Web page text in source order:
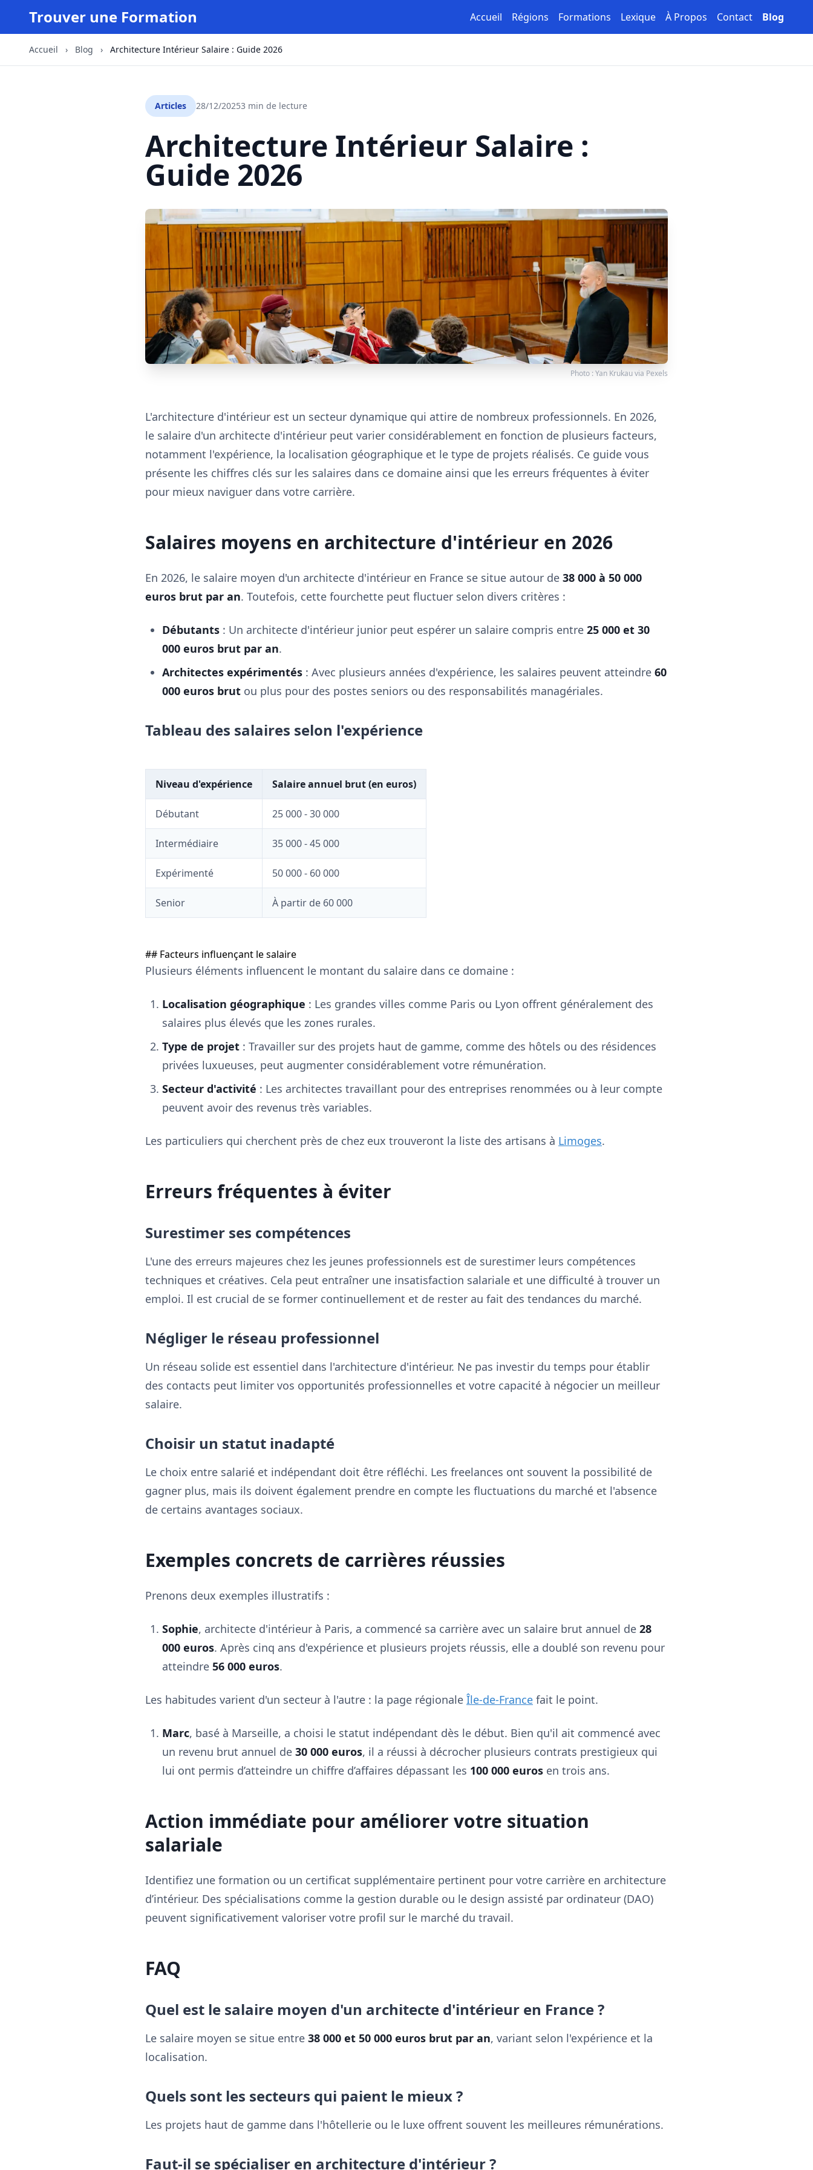
Trouver une Formation Accueil Régions Formations Lexique À Propos Contact Blog
Accueil › Blog › Architecture Intérieur Salaire : Guide 2026
Articles 28/12/20253 min de lecture
Architecture Intérieur Salaire :
Guide 2026
Photo :Yan Krukauvia Pexels
L'architecture d'intérieur est un secteur dynamique qui attire de nombreux professionnels. En 2026,
le salaire d'un architecte d'intérieur peut varier considérablement en fonction de plusieurs facteurs,
notamment l'expérience, la localisation géographique et le type de projets réalisés. Ce guide vous
présente les chiffres clés sur les salaires dans ce domaine ainsi que les erreurs fréquentes à éviter
pour mieux naviguer dans votre carrière.
Salaires moyens en architecture d'intérieur en 2026
En 2026, le salaire moyen d'un architecte d'intérieur en France se situe autour de 38 000 à 50 000
euros brut par an. Toutefois, cette fourchette peut fluctuer selon divers critères :
Débutants : Un architecte d'intérieur junior peut espérer un salaire compris entre 25 000 et 30
000 euros brut par an.
Architectes expérimentés : Avec plusieurs années d'expérience, les salaires peuvent atteindre 60
000 euros brut ou plus pour des postes seniors ou des responsabilités managériales.
Tableau des salaires selon l'expérience
Niveau d'expérience Salaire annuel brut (en euros)
Débutant 25 000 - 30 000
Intermédiaire 35 000 - 45 000
Expérimenté 50 000 - 60 000
Senior À partir de 60 000
## Facteurs influençant le salaire
Plusieurs éléments influencent le montant du salaire dans ce domaine :
Localisation géographique : Les grandes villes comme Paris ou Lyon offrent généralement des
salaires plus élevés que les zones rurales.
Type de projet : Travailler sur des projets haut de gamme, comme des hôtels ou des résidences
privées luxueuses, peut augmenter considérablement votre rémunération.
Secteur d'activité : Les architectes travaillant pour des entreprises renommées ou à leur compte
peuvent avoir des revenus très variables.
Les particuliers qui cherchent près de chez eux trouveront la liste des artisans à Limoges.
Erreurs fréquentes à éviter
Surestimer ses compétences
L'une des erreurs majeures chez les jeunes professionnels est de surestimer leurs compétences
techniques et créatives. Cela peut entraîner une insatisfaction salariale et une difficulté à trouver un
emploi. Il est crucial de se former continuellement et de rester au fait des tendances du marché.
Négliger le réseau professionnel
Un réseau solide est essentiel dans l'architecture d'intérieur. Ne pas investir du temps pour établir
des contacts peut limiter vos opportunités professionnelles et votre capacité à négocier un meilleur
salaire.
Choisir un statut inadapté
Le choix entre salarié et indépendant doit être réfléchi. Les freelances ont souvent la possibilité de
gagner plus, mais ils doivent également prendre en compte les fluctuations du marché et l'absence
de certains avantages sociaux.
Exemples concrets de carrières réussies
Prenons deux exemples illustratifs :
Sophie, architecte d'intérieur à Paris, a commencé sa carrière avec un salaire brut annuel de 28
000 euros. Après cinq ans d'expérience et plusieurs projets réussis, elle a doublé son revenu pour
atteindre 56 000 euros.
Les habitudes varient d'un secteur à l'autre : la page régionale Île-de-France fait le point.
Marc, basé à Marseille, a choisi le statut indépendant dès le début. Bien qu'il ait commencé avec
un revenu brut annuel de 30 000 euros, il a réussi à décrocher plusieurs contrats prestigieux qui
lui ont permis d’atteindre un chiffre d’affaires dépassant les 100 000 euros en trois ans.
Action immédiate pour améliorer votre situation
salariale
Identifiez une formation ou un certificat supplémentaire pertinent pour votre carrière en architecture
d’intérieur. Des spécialisations comme la gestion durable ou le design assisté par ordinateur (DAO)
peuvent significativement valoriser votre profil sur le marché du travail.
FAQ
Quel est le salaire moyen d'un architecte d'intérieur en France ?
Le salaire moyen se situe entre 38 000 et 50 000 euros brut par an, variant selon l'expérience et la
localisation.
Quels sont les secteurs qui paient le mieux ?
Les projets haut de gamme dans l'hôtellerie ou le luxe offrent souvent les meilleures rémunérations.
Faut-il se spécialiser en architecture d'intérieur ?